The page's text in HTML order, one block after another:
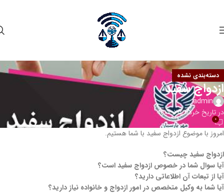
دسته‌بندی نشده
ازدواج سفید
admin
در تاریخ خرداد 25, 1400
0
امروز با موضوع ازدواج سفید با شما هستیم.
ازدواج سفید چیست؟
آیا سوال شما در خصوص ازدواج سفید است؟
آیا از تبعات آن اطلاعاتی دارید؟
آیا شما به وکیل متخصص در امور ازدواج و خانواده نیاز دارید؟